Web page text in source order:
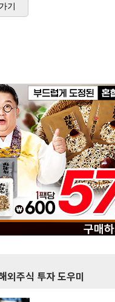
기
외주식 투자 도우미